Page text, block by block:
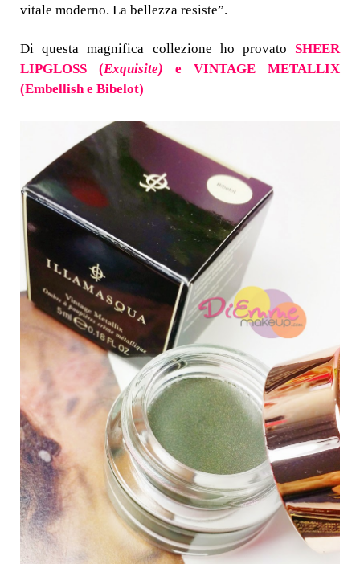
vitale moderno. La bellezza resiste”.
Di questa magnifica collezione ho provato SHEER
LIPGLOSS (Exquisite) e VINTAGE METALLIX
(Embellish e Bibelot)